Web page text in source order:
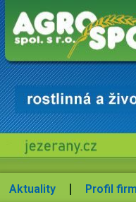
Aktuality Profil